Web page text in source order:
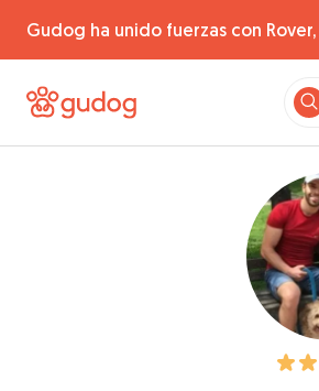
Gudog ha unido fuerzas con Rover,